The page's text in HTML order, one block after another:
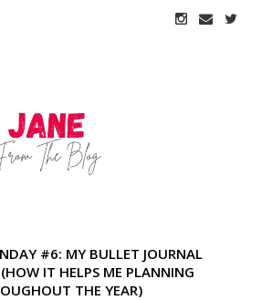
#6: MY BULLET JOURNAL
(HOW IT HELPS ME PLANNING
THE YEAR)